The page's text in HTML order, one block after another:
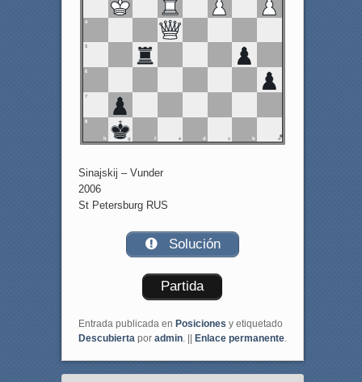
4
5
6
7
8
h g e d c b a
Sinajskij – Vunder
2006
St Petersburg RUS
Solución
Partida
Entrada publicada en Posiciones y etiquetado
Descubierta por admin. || Enlace permanente.